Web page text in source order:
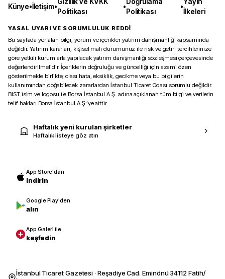
Künye•İletişim•
Politikası
•
Politikası
•
İlkeleri
YASAL UYARI VE SORUMLULUK REDDİ
Bu sayfada yer alan bilgi, yorum ve içerikler yatırım danışmanlığı kapsamında
değildir. Yatırım kararları, kişisel mali durumunuz ile risk ve getiri tercihlerinize
göre yetkili kurumlarla yapılacak yatırım danışmanlığı sözleşmesi çerçevesinde
değerlendirilmelidir. İçeriklerin doğruluğu ve güncelliği için azami özen
gösterilmekle birlikte, olası hata, eksiklik, gecikme veya bu bilgilerin
kullanımından doğabilecek zararlardan İstanbul Ticaret Odası sorumlu değildir.
BIST isim ve logosu ile Borsa İstanbul A.Ş. adına açıklanan tüm bilgi ve verilerin
telif hakları Borsa İstanbul A.Ş.’ye aittir.
Haftalık yeni kurulan şirketler
Haftalık listeye göz atın
App Store'dan
indirin
Google Play'den
alın
App Galeri ile
keşfedin
İstanbul Ticaret Gazetesi · Reşadiye Cad. Eminönü 34112 Fatih/